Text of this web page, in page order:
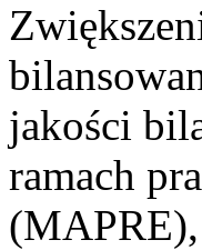
jakości
ramach